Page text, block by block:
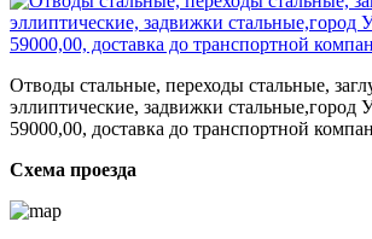
Отводы стальные, переходы стальные,
эллиптические, задвижки стальные,город
59000,00, доставка до транспортной
Схема проезда